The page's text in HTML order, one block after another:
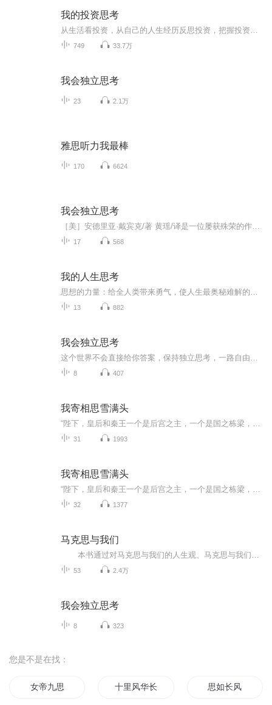
我的投资思考
749 33.7万
我会独立思考
23 2.1万
雅思听力我最棒
170 6624
我会独立思考
17 568
我的人生思考
13 882
我会独立思考
8 407
我寄相思雪满头
31 1993
我寄相思雪满头
32 1377
马克思与我们
53 2.4万
我会独立思考
8 323
您是不是在找：
女帝九思 十里风华长相思 思如长风